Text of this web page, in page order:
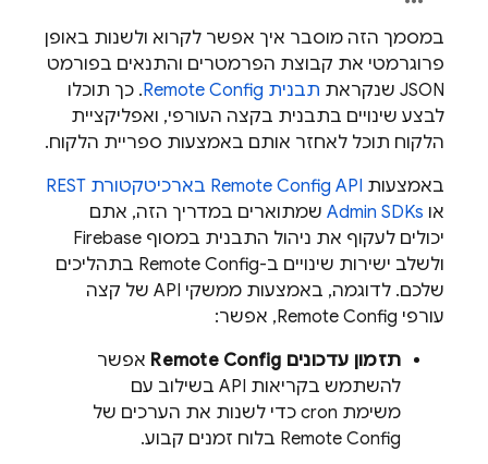
במסמך הזה מוסבר איך אפשר לקרוא ולשנות באופן
פרוגרמטי את קבוצת הפרמטרים והתנאים בפורמט
JSON שנקראת
תבנית Remote Config. כך תוכלו
לבצע שינויים בתבנית בקצה העורפי, ואפליקציית
הלקוח תוכל לאחזר אותם באמצעות ספריית הלקוח.
באמצעות
Remote Config API בארכיטקטורת REST
או
Admin SDKs
שמתוארים במדריך הזה, אתם
יכולים לעקוף את ניהול התבנית במסוף Firebase
ולשלב ישירות שינויים ב-Remote Config בתהליכים
שלכם. לדוגמה, באמצעות ממשקי API של קצה
עורפי Remote Config, אפשר:
תזמון עדכונים Remote Config אפשר
להשתמש בקריאות API בשילוב עם
משימת cron כדי לשנות את הערכים של
Remote Config בלוח זמנים קבוע.